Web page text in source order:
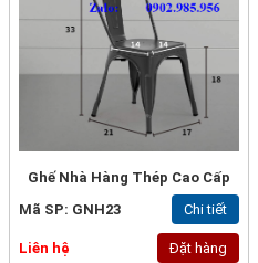
Ghế Nhà Hàng Thép Cao Cấp
Mã SP: GNH23
Chi tiết
Liên hệ Đặt hàng